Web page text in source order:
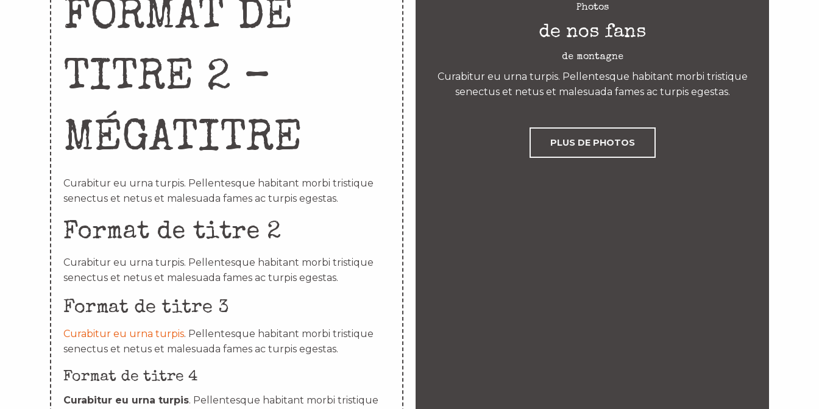
FORMAT DE
TITRE 2 –
MÉGATITRE
Curabitur eu urna turpis. Pellentesque habitant morbi tristique
senectus et netus et malesuada fames ac turpis egestas.
Format de titre 2
Curabitur eu urna turpis. Pellentesque habitant morbi tristique
senectus et netus et malesuada fames ac turpis egestas.
Format de titre 3
Curabitur eu urna turpis. Pellentesque habitant morbi tristique
senectus et netus et malesuada fames ac turpis egestas.
Format de titre 4
Curabitur eu urna turpis. Pellentesque habitant morbi tristique
Photos
de nos fans
de montagne
Curabitur eu urna turpis. Pellentesque habitant morbi tristique
senectus et netus et malesuada fames ac turpis egestas.
PLUS DE PHOTOS